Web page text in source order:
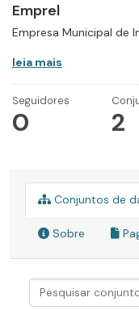
Emprel
Empresa Municipal de
leia mais
Seguidores
0 2
Conjuntos de
Sobre